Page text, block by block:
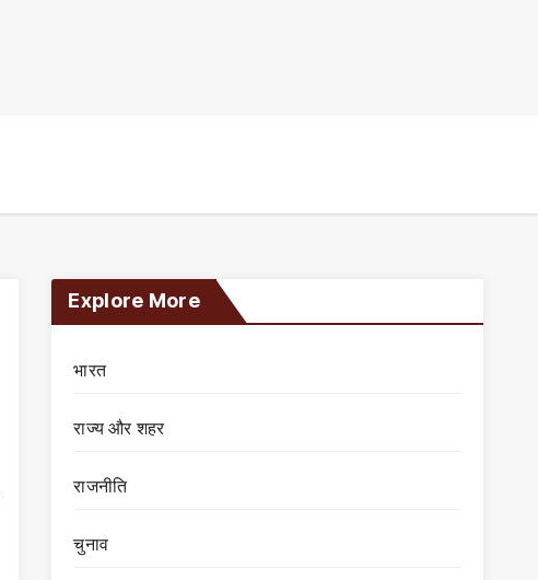
Explore More
भारत
राज्य और शहर
राजनीति
चुनाव